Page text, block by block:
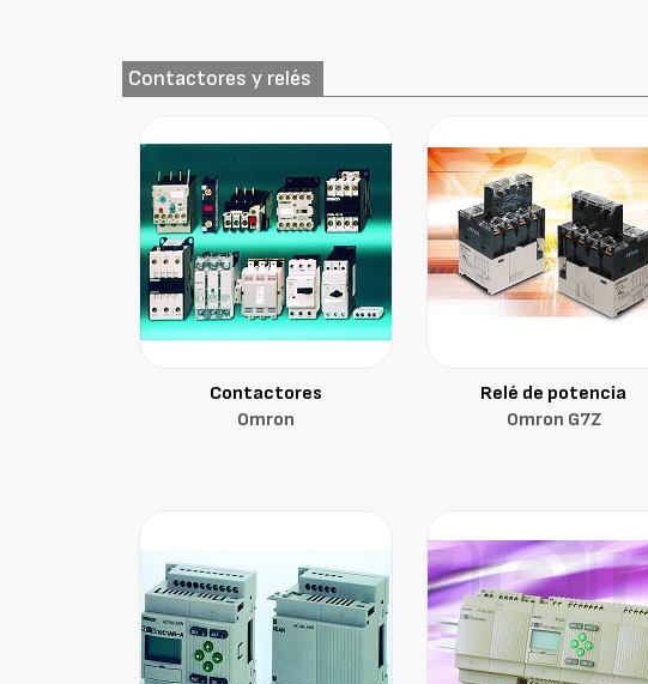
Contactores y relés
Contactores
Omron
Relé de potencia
Omron G7Z